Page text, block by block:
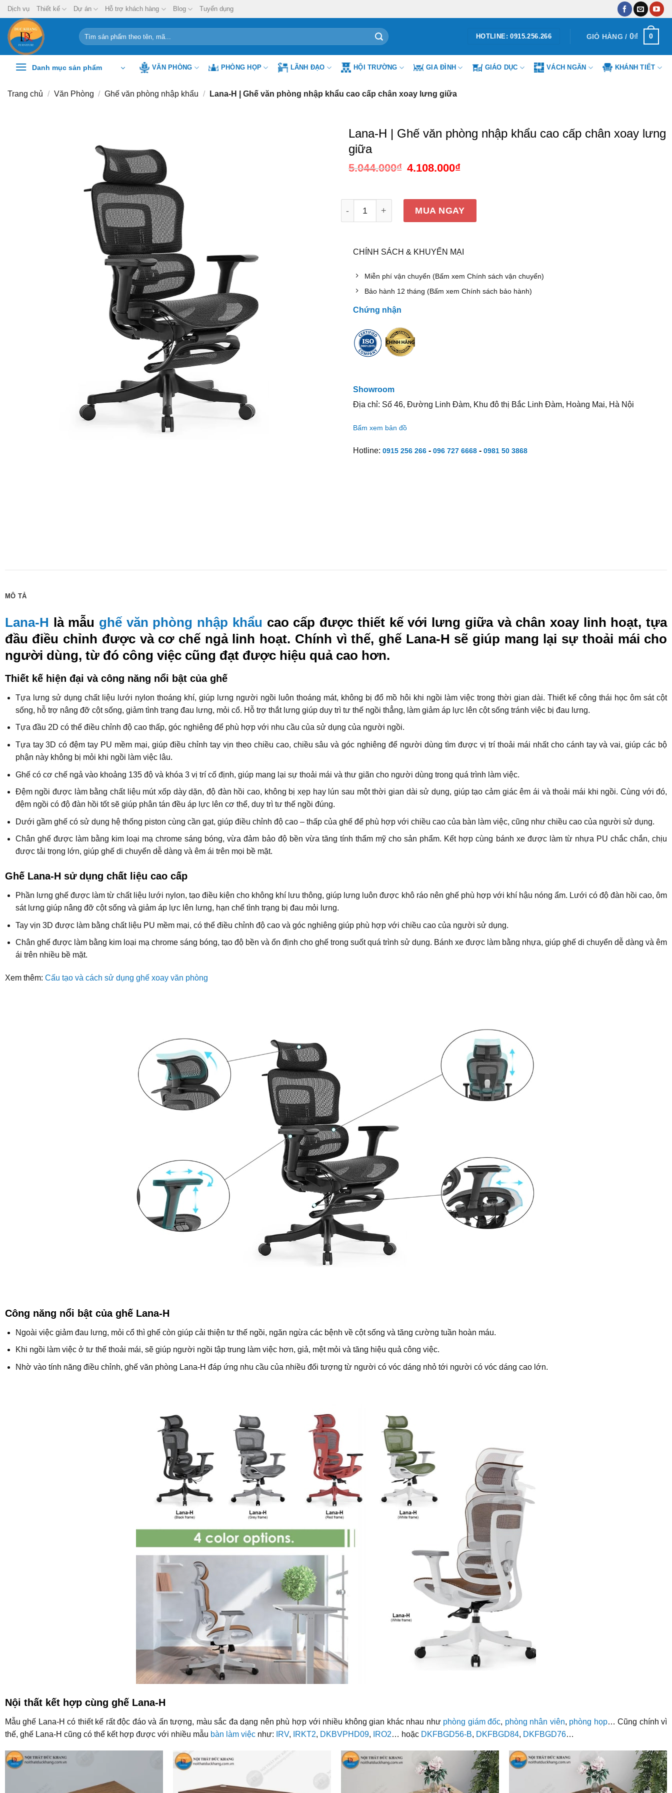
Chuyển
đến
nội
dung
Dịch vụ Thiết kế Dự án Hỗ trợ khách hàng Blog Tuyển dụng
Tìm
kiếm:
HOTLINE: 0915.256.266 GIỎ HÀNG / 0₫ 0
Danh mục sản phẩm VĂN PHÒNG PHÒNG HỌP LÃNH ĐẠO HỘI TRƯỜNG GIA ĐÌNH GIÁO DỤC VÁCH NGĂN KHÁNH TIẾT
Trang chủ / Văn Phòng / Ghế văn phòng nhập khẩu / Lana-H | Ghế văn phòng nhập khẩu cao cấp chân xoay lưng giữa
Lana-H | Ghế văn phòng nhập khẩu cao cấp chân xoay lưng
giữa
5.044.000₫
Giá
gốc
4.108.000₫Giá
4.108.000₫.
MUA NGAY
CHÍNH SÁCH & KHUYẾN MẠI
Miễn phí vận chuyển (Bấm xem Chính sách vận chuyển)
Bảo hành 12 tháng (Bấm xem Chính sách bảo hành)
Chứng nhận
Showroom
Địa chỉ: Số 46, Đường Linh Đàm, Khu đô thị Bắc Linh Đàm, Hoàng Mai, Hà Nội
Bấm xem bản đồ
Hotline: 0915 256 266- 096 727 6668- 0981 50 3868
MÔ TẢ
Lana-H là mẫu ghế văn phòng nhập khẩu cao cấp được thiết kế với lưng giữa và chân xoay linh hoạt, tựa
đầu điều chỉnh được và cơ chế ngả linh hoạt. Chính vì thế, ghế Lana-H sẽ giúp mang lại sự thoải mái cho
người dùng, từ đó công việc cũng đạt được hiệu quả cao hơn.
Thiết kế hiện đại và công năng nổi bật của ghế
Tựa lưng sử dụng chất liệu lưới nylon thoáng khí, giúp lưng người ngồi luôn thoáng mát, không bị đổ mồ hôi khi ngồi làm việc trong thời gian dài. Thiết kế công thái học ôm sát cột
sống, hỗ trợ nâng đỡ cột sống, giảm tình trạng đau lưng, mỏi cổ. Hỗ trợ thắt lưng giúp duy trì tư thế ngồi thẳng, làm giảm áp lực lên cột sống tránh việc bị đau lưng.
Tựa đầu 2D có thể điều chỉnh độ cao thấp, góc nghiêng để phù hợp với nhu cầu của sử dụng của người ngồi.
Tựa tay 3D có đệm tay PU mềm mại, giúp điều chỉnh tay vịn theo chiều cao, chiều sâu và góc nghiêng để người dùng tìm được vị trí thoải mái nhất cho cánh tay và vai, giúp các bộ
phận này không bị mỏi khi ngồi làm việc lâu.
Ghế có cơ chế ngả vào khoảng 135 độ và khóa 3 vị trí cố định, giúp mang lại sự thoải mái và thư giãn cho người dùng trong quá trình làm việc.
Đệm ngồi được làm bằng chất liệu mút xốp dày dặn, độ đàn hồi cao, không bị xẹp hay lún sau một thời gian dài sử dụng, giúp tạo cảm giác êm ái và thoải mái khi ngồi. Cùng với đó,
đệm ngồi có độ đàn hồi tốt sẽ giúp phân tán đều áp lực lên cơ thể, duy trì tư thế ngồi đúng.
Dưới gầm ghế có sử dụng hệ thống piston cùng cần gạt, giúp điều chỉnh độ cao – thấp của ghế để phù hợp với chiều cao của bàn làm việc, cũng như chiều cao của người sử dụng.
Chân ghế được làm bằng kim loại mạ chrome sáng bóng, vừa đảm bảo độ bền vừa tăng tính thẩm mỹ cho sản phẩm. Kết hợp cùng bánh xe được làm từ nhựa PU chắc chắn, chịu
được tải trọng lớn, giúp ghế di chuyển dễ dàng và êm ái trên mọi bề mặt.
Ghế Lana-H sử dụng chất liệu cao cấp
Phần lưng ghế được làm từ chất liệu lưới nylon, tạo điều kiện cho không khí lưu thông, giúp lưng luôn được khô ráo nên ghế phù hợp với khí hậu nóng ẩm. Lưới có độ đàn hồi cao, ôm
sát lưng giúp nâng đỡ cột sống và giảm áp lực lên lưng, hạn chế tình trạng bị đau mỏi lưng.
Tay vịn 3D được làm bằng chất liệu PU mềm mại, có thể điều chỉnh độ cao và góc nghiêng giúp phù hợp với chiều cao của người sử dụng.
Chân ghế được làm bằng kim loại mạ chrome sáng bóng, tạo độ bền và ổn định cho ghế trong suốt quá trình sử dụng. Bánh xe được làm bằng nhựa, giúp ghế di chuyển dễ dàng và êm
ái trên nhiều bề mặt.
Xem thêm: Cấu tạo và cách sử dụng ghế xoay văn phòng
Công năng nổi bật của ghế Lana-H
Ngoài việc giảm đau lưng, mỏi cổ thì ghế còn giúp cải thiện tư thế ngồi, ngăn ngừa các bệnh về cột sống và tăng cường tuần hoàn máu.
Khi ngồi làm việc ở tư thế thoải mái, sẽ giúp người ngồi tập trung làm việc hơn, giả, mệt mỏi và tăng hiệu quả công việc.
Nhờ vào tính năng điều chỉnh, ghế văn phòng Lana-H đáp ứng nhu cầu của nhiều đối tượng từ người có vóc dáng nhỏ tới người có vóc dáng cao lớn.
Nội thất kết hợp cùng ghế Lana-H
Mẫu ghế Lana-H có thiết kế rất độc đáo và ấn tượng, màu sắc đa dạng nên phù hợp với nhiều không gian khác nhau như phòng giám đốc, phòng nhân viên, phòng họp… Cũng chính vì
thế, ghế Lana-H cũng có thể kết hợp được với nhiều mẫu bàn làm việcnhư: IRV, IRKT2, DKBVPHD09, IRO2… hoặc DKFBGD56-B, DKFBGD84, DKFBGD76…